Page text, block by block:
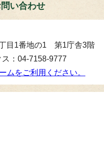
い合わせ
目1番地の1 第1庁舎3階
：04-7158-9777
ムをご利用ください。